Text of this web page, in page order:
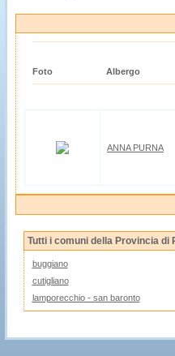
Foto Albergo
ANNA PURNA
Tutti i comuni della Provincia di
buggiano
cutigliano
lamporecchio - san baronto